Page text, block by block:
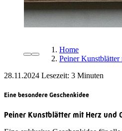
Home
Peiner
28.11.2024 Lesezeit:
Eine besondere Geschenkidee
Peiner Kunstblätter mit Herz und